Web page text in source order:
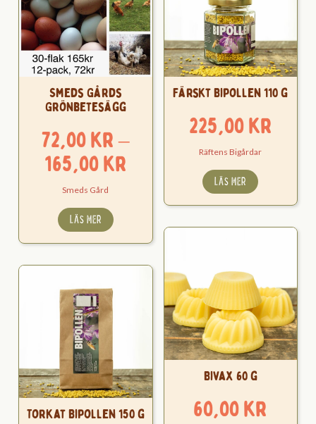
Smeds Gårds
Grönbetesägg
72,00kr–
165,00kr Prisintervall:
165,00 kr
Smeds Gård
LÄS MER
Färskt Bipollen 110 g
225,00kr
Räftens Bigårdar
LÄS MER
Bivax 60 g
60,00kr
Torkat Bipollen 150 g